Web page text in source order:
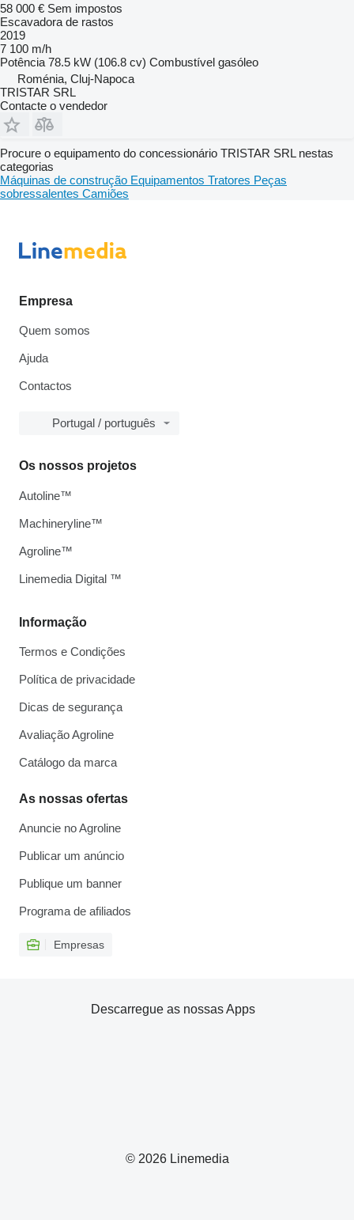
58 000 € Sem impostos
Escavadora de rastos
2019
7 100 m/h
Potência 78.5 kW (106.8 cv) Combustível gasóleo
Roménia, Cluj-Napoca
TRISTAR SRL
Contacte o vendedor
Procure o equipamento do concessionário TRISTAR SRL nestas
categorias
Máquinas de construção Equipamentos Tratores Peças
sobressalentes Camiões
Empresa
Quem somos
Ajuda
Contactos
Portugal / português
Informação
Termos e Condições
Política de privacidade
Dicas de segurança
Avaliação Agroline
Catálogo da marca
As nossas ofertas
Anuncie no Agroline
Publicar um anúncio
Publique um banner
Programa de afiliados
Empresas
Os nossos projetos
Autoline™
Machineryline™
Agroline™
Linemedia Digital ™
© 2026 Linemedia
Descarregue as nossas Apps